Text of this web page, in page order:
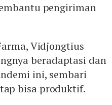
pengiriman
Vidjongtius
beradaptasi dan
ini, sembari
bisa produktif.